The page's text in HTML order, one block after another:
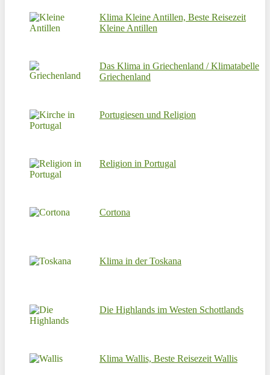
Klima Kleine Antillen, Beste Reisezeit
Kleine Antillen
Das Klima in Griechenland / Klimatabelle
Griechenland
Portugiesen und Religion
Religion in Portugal
Cortona
Klima in der Toskana
Die Highlands im Westen Schottlands
Klima Wallis, Beste Reisezeit Wallis